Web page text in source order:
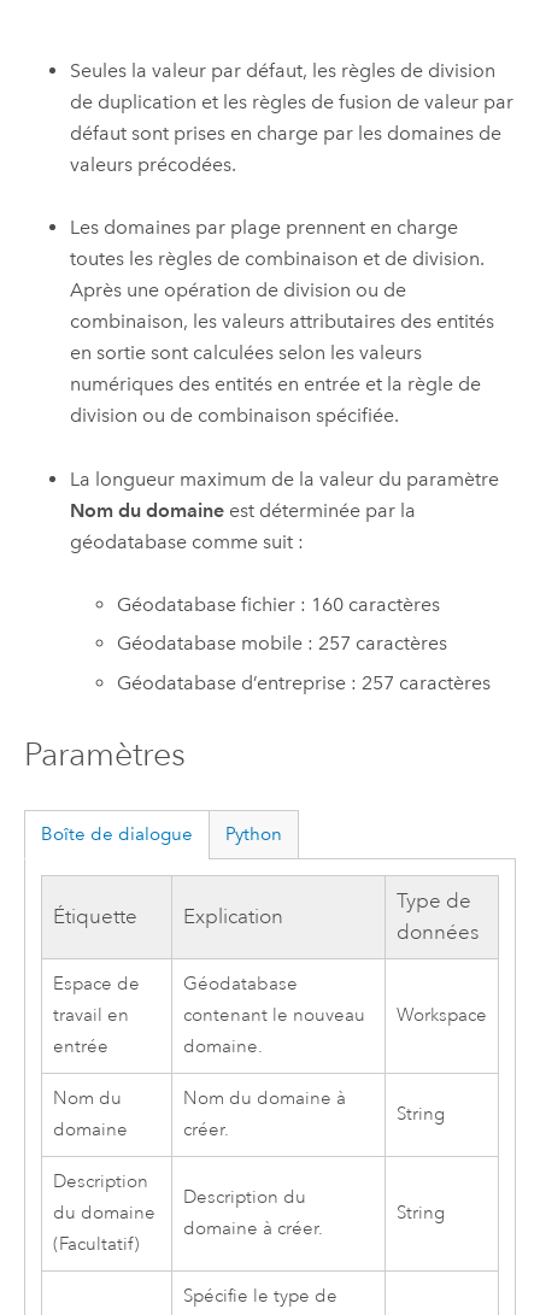
Seules la valeur par défaut, les règles de division
de duplication et les règles de fusion de valeur par
défaut sont prises en charge par les domaines de
valeurs précodées.
Les domaines par plage prennent en charge
toutes les règles de combinaison et de division.
Après une opération de division ou de
combinaison, les valeurs attributaires des entités
en sortie sont calculées selon les valeurs
numériques des entités en entrée et la règle de
division ou de combinaison spécifiée.
La longueur maximum de la valeur du paramètre
Nom du domaine est déterminée par la
géodatabase comme suit :
Géodatabase fichier : 160 caractères
Géodatabase mobile : 257 caractères
Géodatabase d’entreprise : 257 caractères
Paramètres
Boîte de dialogue Python
Étiquette Explication
Type de
données
Espace de
travail en
entrée
Géodatabase
contenant le nouveau
domaine.
Workspace
Nom du
domaine
Nom du domaine à
créer.
String
Description
du domaine
(Facultatif)
Description du
domaine à créer.
String
Spécifie le type de